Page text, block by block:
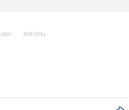
statistiky